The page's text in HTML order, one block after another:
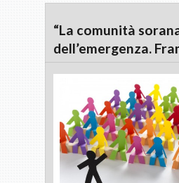
“La comunità
dell’emergenza.